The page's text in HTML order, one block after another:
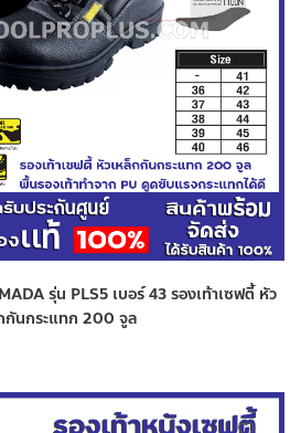
รุ่น PLS5 เบอร์ 43 รองเท้าเซฟตี้ หัว
กันกระแทก 200 จูล